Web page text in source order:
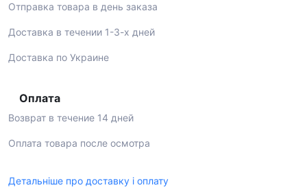
Отправка товара в день заказа
Доставка в течении 1-3-х дней
Доставка по Украине
Оплата
Возврат в течение 14 дней
Оплата товара после осмотра
Детальніше про доставку і оплату